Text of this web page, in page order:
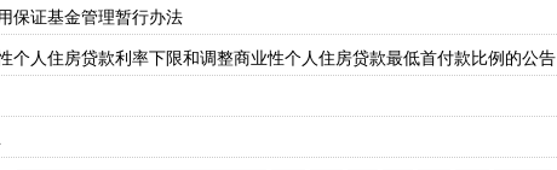
保证基金管理暂行办法
个人住房贷款利率下限和调整商业性个人住房贷款最低首付款比例的公告